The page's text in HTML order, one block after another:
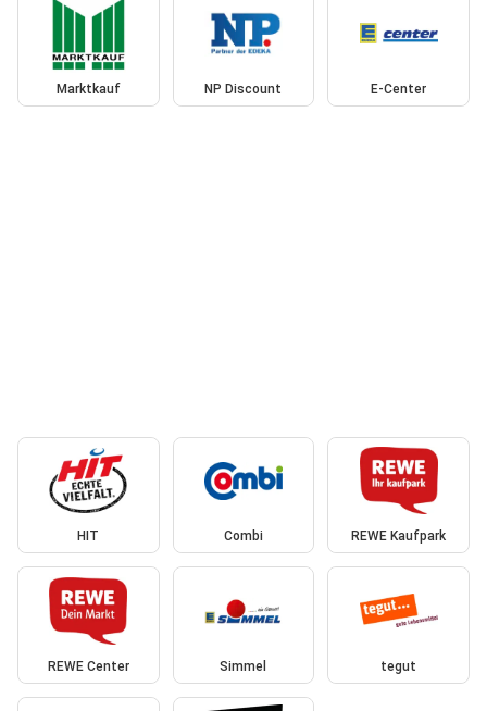
Marktkauf NP Discount E-Center
HIT Combi REWE Kaufpark
REWE Center Simmel tegut